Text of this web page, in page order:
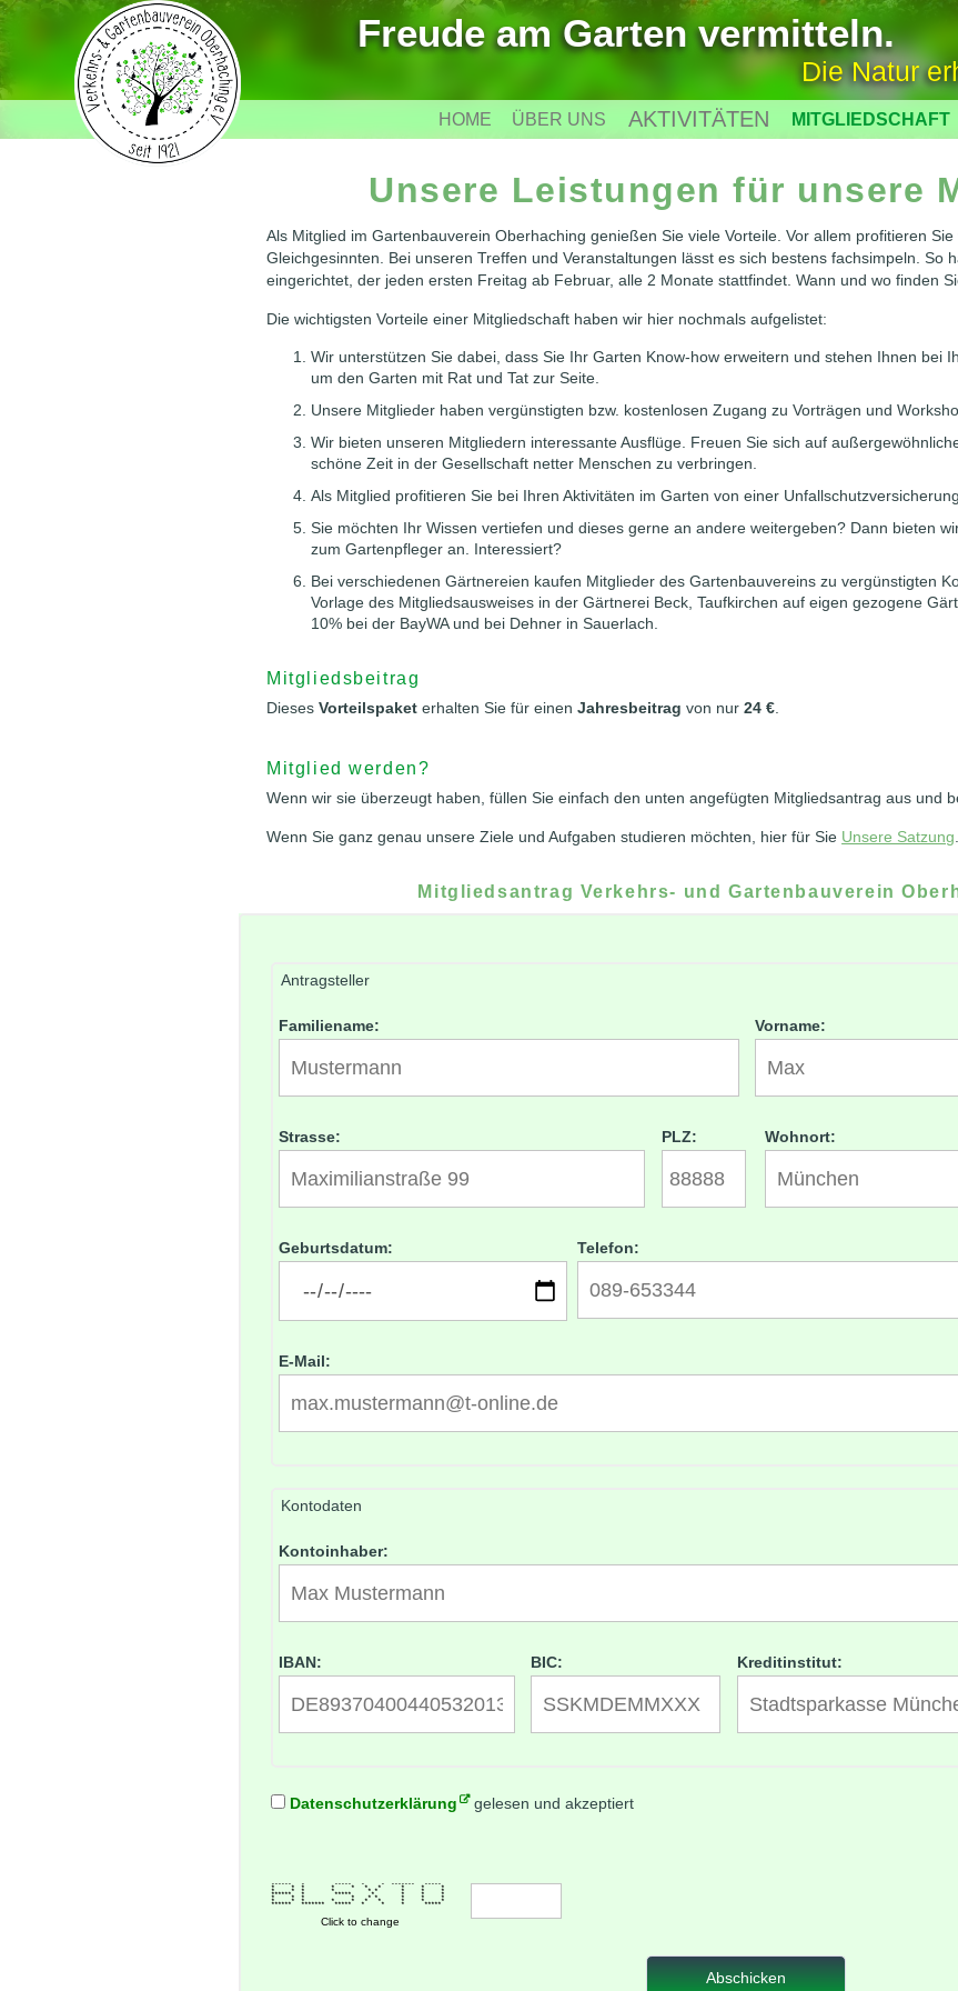
Freude am Garten vermitteln.
Die Natur
HOME ÜBER UNS AKTIVITÄTEN MITGLIEDSCHAFT
Unsere Leistungen für unsere
Als Mitglied im Gartenbauverein Oberhaching genießen Sie viele Vorteile. Vor allem profitieren
Gleichgesinnten. Bei unseren Treffen und Veranstaltungen lässt es sich bestens fachsimpeln. So
eingerichtet, der jeden ersten Freitag ab Februar, alle 2 Monate stattfindet. Wann und wo finden
Die wichtigsten Vorteile einer Mitgliedschaft haben wir hier nochmals aufgelistet:
Wir unterstützen Sie dabei, dass Sie Ihr Garten Know-how erweitern und stehen Ihnen bei
um den Garten mit Rat und Tat zur Seite.
Unsere Mitglieder haben vergünstigten bzw. kostenlosen Zugang zu Vorträgen und
Wir bieten unseren Mitgliedern interessante Ausflüge. Freuen Sie sich auf
schöne Zeit in der Gesellschaft netter Menschen zu verbringen.
Als Mitglied profitieren Sie bei Ihren Aktivitäten im Garten von einer Unfallschutzversicherung.
Sie möchten Ihr Wissen vertiefen und dieses gerne an andere weitergeben? Dann bieten
zum Gartenpfleger an. Interessiert?
Bei verschiedenen Gärtnereien kaufen Mitglieder des Gartenbauvereins zu vergünstigten
Vorlage des Mitgliedsausweises in der Gärtnerei Beck, Taufkirchen auf eigen gezogene
10% bei der BayWA und bei Dehner in Sauerlach.
Mitgliedsbeitrag
DiesesVorteilspaket erhalten Sie für einenJahresbeitrag von nur24 €
Mitglied werden?
Wenn wir sie überzeugt haben, füllen Sie einfach den unten angefügten Mitgliedsantrag aus und
Wenn Sie ganz genau unsere Ziele und Aufgaben studieren möchten, hier für Sie Unsere Satzung
Mitgliedsantrag Verkehrs- und Gartenbauverein
Antragsteller
Familiename: Vorname:
Strasse: PLZ: Wohnort:
Geburtsdatum: Telefon:
E-Mail:
Kontodaten
Kontoinhaber:
IBAN: BIC: Kreditinstitut:
Datenschutzerklärung gelesen und akzeptiert
****** * ***** * * ******* *****
* * * * * * * * * *
* * * * * * * * *
****** * ***** * * * *
* * * * * * * * *
* * * * * * * * * *
****** ******* ***** * * * *****
Click to change